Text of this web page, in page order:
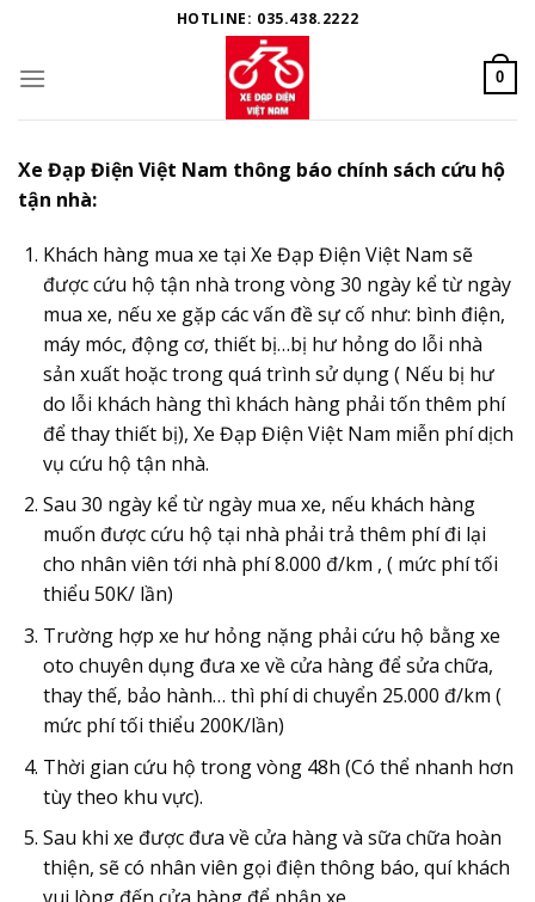
content
HOTLINE: 035.438.2222
0
Xe Đạp Điện Việt Nam thông báo chính sách cứu hộ
tận nhà:
Khách hàng mua xe tại Xe Đạp Điện Việt Nam sẽ
được cứu hộ tận nhà trong vòng 30 ngày kể từ ngày
mua xe, nếu xe gặp các vấn đề sự cố như: bình điện,
máy móc, động cơ, thiết bị…bị hư hỏng do lỗi nhà
sản xuất hoặc trong quá trình sử dụng ( Nếu bị hư
do lỗi khách hàng thì khách hàng phải tốn thêm phí
để thay thiết bị), Xe Đạp Điện Việt Nam miễn phí dịch
vụ cứu hộ tận nhà.
Sau 30 ngày kể từ ngày mua xe, nếu khách hàng
muốn được cứu hộ tại nhà phải trả thêm phí đi lại
cho nhân viên tới nhà phí 8.000 đ/km , ( mức phí tối
thiểu 50K/ lần)
Trường hợp xe hư hỏng nặng phải cứu hộ bằng xe
oto chuyên dụng đưa xe về cửa hàng để sửa chữa,
thay thế, bảo hành… thì phí di chuyển 25.000 đ/km (
mức phí tối thiểu 200K/lần)
Thời gian cứu hộ trong vòng 48h (Có thể nhanh hơn
tùy theo khu vực).
Sau khi xe được đưa về cửa hàng và sữa chữa hoàn
thiện, sẽ có nhân viên gọi điện thông báo, quí khách